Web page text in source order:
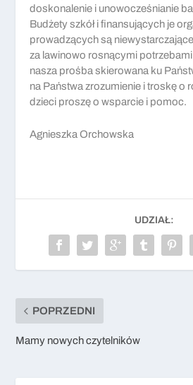
doskonalenie i unowocześnianie
Budżety szkół i finansujących je
prowadzących są
za lawinowo rosnącymi potrzebami
nasza prośba skierowana ku
na Państwa zrozumienie i troskę o
dzieci proszę o wsparcie i pomoc.
Agnieszka Orchowska
UDZIAŁ:
POPRZEDNI
Mamy nowych czytelników